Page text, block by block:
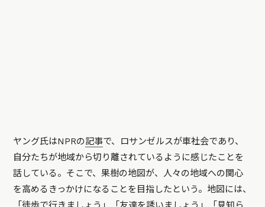
ヤング氏はNPRの記事で、ロサンゼルスが車社会であり、
自分たちが地域から切り離されているように感じたことを
話している。そこで、果樹の地図が、人々の地域への関心
を高めるきっかけになることを目指したという。地図には、